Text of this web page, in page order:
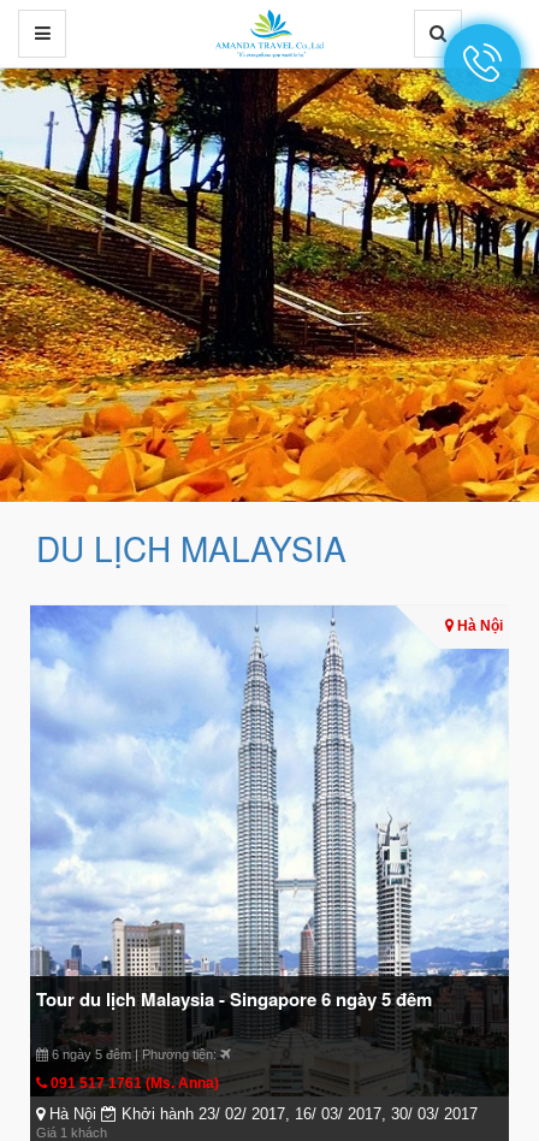
DU LỊCH MALAYSIA
Hà Nội
Tour du lịch Malaysia - Singapore 6 ngày 5 đêm
6 ngày 5 đêm | Phương tiện:
091 517 1761 (Ms. Anna)
Hà Nội Khởi hành 23/ 02/ 2017, 16/ 03/ 2017, 30/ 03/ 2017
Giá 1 khách